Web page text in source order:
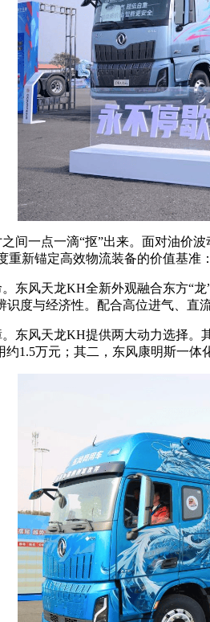
一点一滴“抠”出来。面对油价波
新锚定高效物流装备的价值基准：
风天龙KH全新外观融合东方“龙
度与经济性。配合高位进气、
风天龙KH提供两大动力选择。其
1.5万元；其二，东风康明斯一